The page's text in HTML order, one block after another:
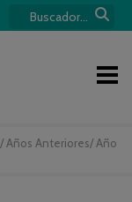
/ Años Anteriores/ Año